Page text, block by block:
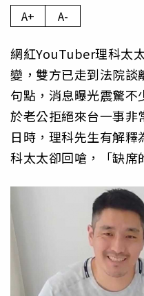
A+ A-
網紅YouTuber理科太
變，雙方已走到法院談
句點，消息曝光震驚
於老公拒絕來台一事非
日時，理科先生有解
科太太卻回嗆，「缺席